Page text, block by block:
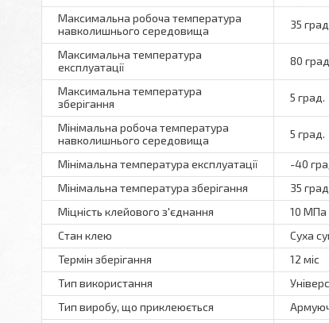
Максимальна робоча температура
навколишнього середовища
35
Максимальна температура
експлуатації
80
Максимальна температура
зберігання
5 град.
Мінімальна робоча температура
навколишнього середовища
5 град.
Мінімальна температура експлуатації
-40
Мінімальна температура зберігання
35
Міцність клейового з'єднання
10 МПа
Стан клею
Суха
Термін зберігання
12 міс
Тип використання
Тип виробу, що приклеюється